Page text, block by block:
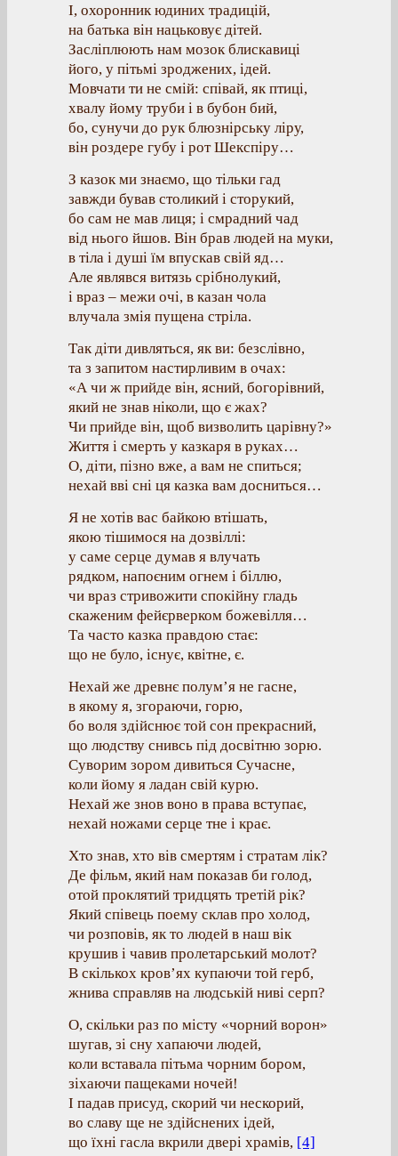
І, охоронник юдиних традицій,
на батька він нацьковує дітей.
Засліплюють нам мозок блискавиці
його, у пітьмі зроджених, ідей.
Мовчати ти не смій: співай, як птиці,
хвалу йому труби і в бубон бий,
бо, сунучи до рук блюзнірську ліру,
він роздере губу і рот Шекспіру…
З казок ми знаємо, що тільки гад
завжди бував столикий і сторукий,
бо сам не мав лиця; і смрадний чад
від нього йшов. Він брав людей на муки,
в тіла і душі їм впускав свій яд…
Але являвся витязь срібнолукий,
і враз – межи очі, в казан чола
влучала змія пущена стріла.
Так діти дивляться, як ви: безслівно,
та з запитом настирливим в очах:
«А чи ж прийде він, ясний, богорівний,
який не знав ніколи, що є жах?
Чи прийде він, щоб визволить царівну?»
Життя і смерть у казкаря в руках…
О, діти, пізно вже, а вам не спиться;
нехай вві сні ця казка вам досниться…
Я не хотів вас байкою втішать,
якою тішимося на дозвіллі:
у саме серце думав я влучать
рядком, напоєним огнем і біллю,
чи враз стривожити спокійну гладь
скаженим фейєрверком божевілля…
Та часто казка правдою стає:
що не було, існує, квітне, є.
Нехай же древнє полум’я не гасне,
в якому я, згораючи, горю,
бо воля здійснює той сон прекрасний,
що людству снивсь під досвітню зорю.
Суворим зором дивиться Сучасне,
коли йому я ладан свій курю.
Нехай же знов воно в права вступає,
нехай ножами серце тне і крає.
Хто знав, хто вів смертям і стратам лік?
Де фільм, який нам показав би голод,
отой проклятий тридцять третій рік?
Який співець поему склав про холод,
чи розповів, як то людей в наш вік
крушив і чавив пролетарський молот?
В скількох кров’ях купаючи той герб,
жнива справляв на людській ниві серп?
О, скільки раз по місту «чорний ворон»
шугав, зі сну хапаючи людей,
коли вставала пітьма чорним бором,
зіхаючи пащеками ночей!
І падав присуд, скорий чи нескорий,
во славу ще не здійснених ідей,
що їхні гасла вкрили двері храмів, [4]